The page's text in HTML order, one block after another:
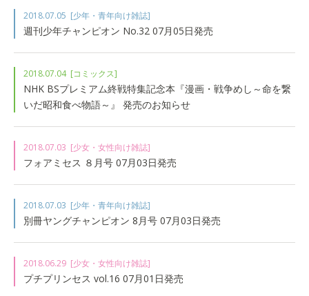
2018.07.05 [少年・青年向け雑誌]
週刊少年チャンピオン No.32 07月05日発売
2018.07.04 [コミックス]
NHK BSプレミアム終戦特集記念本『漫画・戦争めし～命を繋
いだ昭和食べ物語～』 発売のお知らせ
2018.07.03 [少女・女性向け雑誌]
フォアミセス ８月号 07月03日発売
2018.07.03 [少年・青年向け雑誌]
別冊ヤングチャンピオン 8月号 07月03日発売
2018.06.29 [少女・女性向け雑誌]
プチプリンセス vol.16 07月01日発売